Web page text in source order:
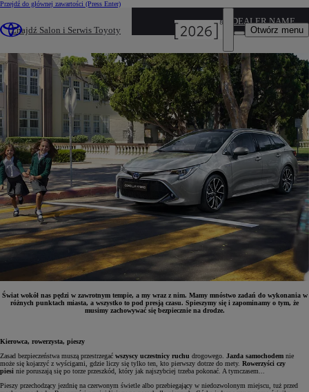
Przejdź do głównej zawartości (Press Enter)
Znajdź Salon i Serwis Toyoty
DEALER NAME
Otwórz menu
Jak dobrze jeździć samochodem?
Świat wokół nas pędzi w zawrotnym tempie, a my wraz z nim. Mamy mnóstwo zadań do wykonania w
różnych punktach miasta, a wszystko to pod presją czasu. Spieszymy się i zapominamy o tym, że
musimy zachowywać się bezpiecznie na drodze.
Kierowca, rowerzysta, pieszy
Zasad bezpieczeństwa muszą przestrzegać wszyscy uczestnicy ruchu drogowego. Jazda samochodem nie
może się kojarzyć z wyścigami, gdzie liczy się tylko ten, kto pierwszy dotrze do mety. Rowerzyści czy
piesi nie poruszają się po torze przeszkód, który jak najszybciej trzeba pokonać. A tymczasem...
Pieszy przechodzący jezdnię na czerwonym świetle albo przebiegający w niedozwolonym miejscu, tuż przed